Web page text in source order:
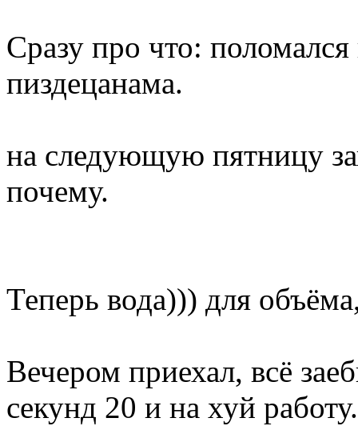
Сразу про что: поломался
пиздецанама.
на следующую пятницу
почему.
Теперь вода))) для
Вечером приехал, всё
секунд 20 и на хуй работу.